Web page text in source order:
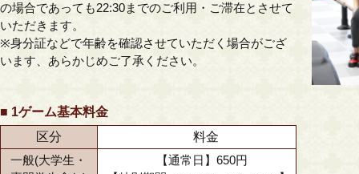
の場合であっても22:30までのご利用・ご滞在とさせて
いただきます。
※身分証などで年齢を確認させていただく場合がござ
います、あらかじめご了承ください。
■ 1ゲーム基本料金
区分
料金
一般(大学生・
【通常日】650円